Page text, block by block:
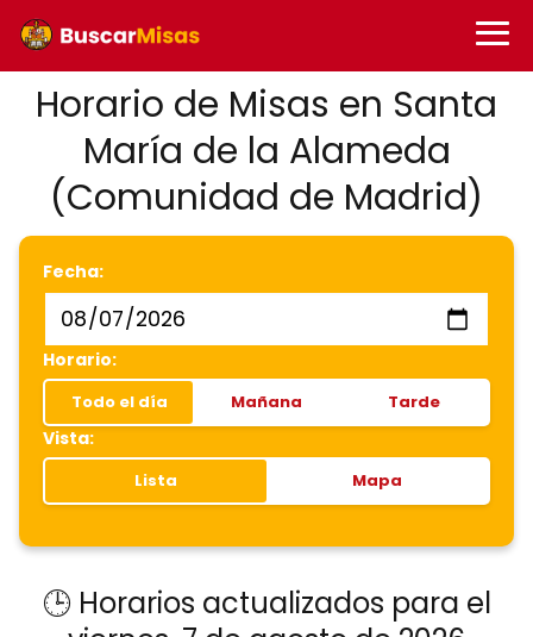
Horario de Misas en Santa
María de la Alameda
(Comunidad de Madrid)
Fecha:
Horario:
Todo el día Mañana Tarde
Vista:
Lista Mapa
🕒 Horarios actualizados para el